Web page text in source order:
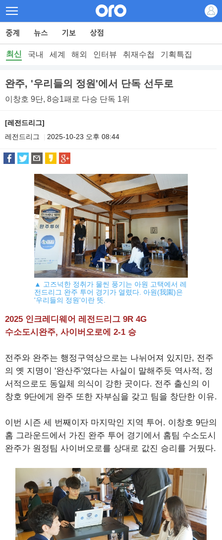
최신 국내 세계 해외 인터뷰 취재수첩 기획특집
완주, '우리들의 정원'에서 단독 선두로
이창호 9단, 8승1패로 다승 단독 1위
[레전드리그]
레전드리그
2025-10-23 오후 08:44
▲ 고즈넉한 정취가 물씬 풍기는 아원 고택에서 레
전드리그 완주 투어 경기가 열렸다. 아원(我園)은
'우리들의 정원'이란 뜻.
2025 인크레디웨어 레전드리그 9R 4G
수소도시완주, 사이버오로에 2-1 승
전주와 완주는 행정구역상으로는 나뉘어져 있지만, 전주
의 옛 지명이 '완산주'였다는 사실이 말해주듯 역사적, 정
서적으로도 동일체 의식이 강한 곳이다. 전주 출신의 이
창호 9단에게 완주 또한 자부심을 갖고 팀을 창단한 이유.
이번 시즌 세 번째이자 마지막인 지역 투어. 이창호 9단의
홈 그라운드에서 가진 완주 투어 경기에서 홈팀 수소도시
완주가 원정팀 사이버오로를 상대로 값진 승리를 거뒀다.